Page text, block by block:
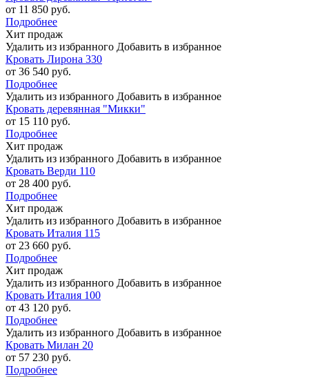
от 11 850 руб.
Подробнее
Хит продаж
Удалить из избранного Добавить в избранное
Кровать Лирона 330
от 36 540 руб.
Подробнее
Удалить из избранного Добавить в избранное
Кровать деревянная "Микки"
от 15 110 руб.
Подробнее
Хит продаж
Удалить из избранного Добавить в избранное
Кровать Верди 110
от 28 400 руб.
Подробнее
Хит продаж
Удалить из избранного Добавить в избранное
Кровать Италия 115
от 23 660 руб.
Подробнее
Хит продаж
Удалить из избранного Добавить в избранное
Кровать Италия 100
от 43 120 руб.
Подробнее
Удалить из избранного Добавить в избранное
Кровать Милан 20
от 57 230 руб.
Подробнее